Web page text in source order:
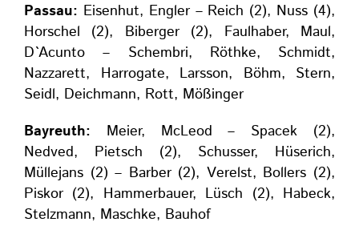
Passau: Eisenhut, Engler – Reich (2), Nuss (4),
Horschel (2), Biberger (2), Faulhaber, Maul,
D`Acunto – Schembri, Röthke, Schmidt,
Nazzarett, Harrogate, Larsson, Böhm, Stern,
Seidl, Deichmann, Rott, Mößinger
Bayreuth:
Meier, McLeod – Spacek (2),
Nedved, Pietsch (2), Schusser, Hüserich,
Müllejans (2) – Barber (2), Verelst, Bollers (2),
Piskor (2), Hammerbauer, Lüsch (2), Habeck,
Stelzmann, Maschke, Bauhof